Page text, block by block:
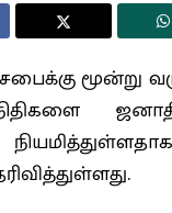
மூன்று